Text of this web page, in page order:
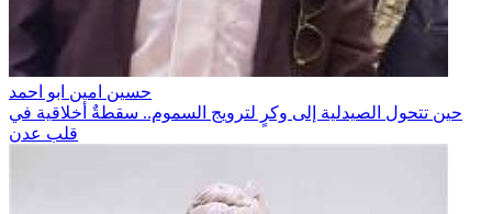
حسين امين ابو احمد
حين تتحول الصيدلية إلى وكرٍ لترويج السموم.. سقطةٌ أخلاقية في
قلب عدن